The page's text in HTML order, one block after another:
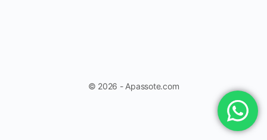
© 2026 - Apassote.com